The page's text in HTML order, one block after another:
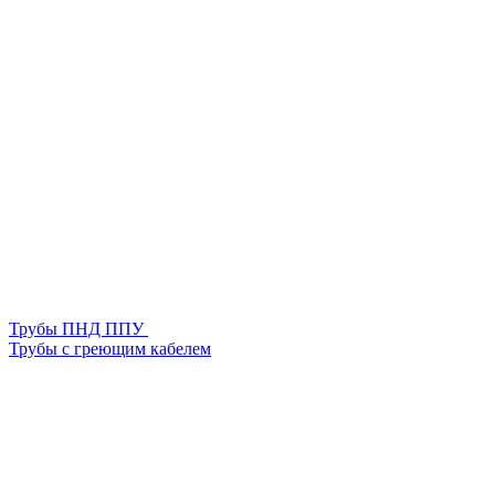
Трубы ПНД ППУ
Трубы с греющим кабелем